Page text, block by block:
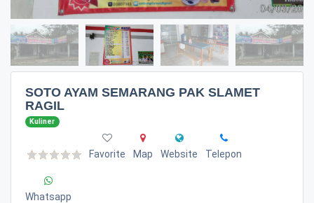
SOTO AYAM SEMARANG PAK SLAMET
RAGIL
Kuliner
Favorite Map Website Telepon
Whatsapp